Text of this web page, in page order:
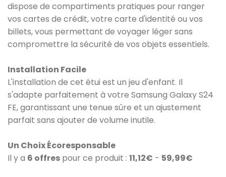
dispose de compartiments pratiques pour ranger
vos cartes de crédit, votre carte d'identité ou vos
billets, vous permettant de voyager léger sans
compromettre la sécurité de vos objets essentiels.
Installation Facile
L'installation de cet étui est un jeu d'enfant. Il
s'adapte parfaitement à votre Samsung Galaxy S24
FE, garantissant une tenue sûre et un ajustement
parfait sans ajouter de volume inutile.
Un Choix Écoresponsable
Il y a 6 offres pour ce produit : 11,12€ - 59,99€